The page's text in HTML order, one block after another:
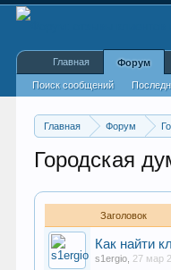
Главная Форум
Городская
Заголовок
Как найти
s1ergio 27 мар
Главная Форум
Поиск сообщений